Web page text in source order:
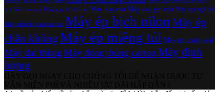
xay bột siêu mịn Máy xay bột trẻ em Máy xay cua Máy xay giò chả Máy xay ngũ cốc
Máy xiết nắp chai vắc xin Máy ép bịch nilon Máy ép
chân không Máy ép miệng túi Máy ép màng seal
Máy đai thùng Máy đóng thùng carton Máy định
lượng